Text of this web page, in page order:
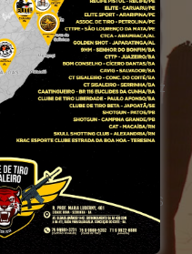
de entrada para as
baiano. Com um
locais, o portal traz
política, economia,
E EMPREGO DESTAQUES
CULTURA
ESPORTES
REGIÃO
SAÚDE